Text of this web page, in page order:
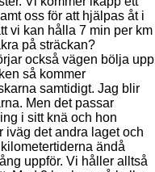
oss för att hjälpas åt i
vi kan hålla 7 min per km
på sträckan?
också vägen bölja upp
så kommer
samtidigt. Jag blir
Men det passar
i sitt knä och hon
iväg det andra laget och
ändå
uppför. Vi håller alltså